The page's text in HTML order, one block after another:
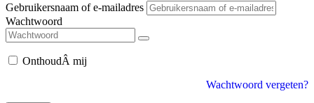
Gebruikersnaam of e-mailadres
Wachtwoord